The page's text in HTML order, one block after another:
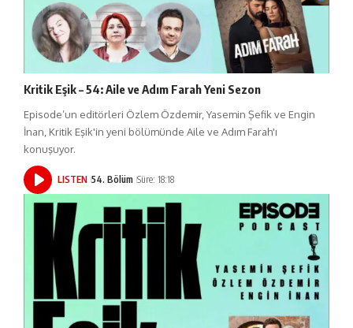
Kritik Eşik – 54: Aile ve Adım Farah Yeni Sezon
Episode’un editörleri Özlem Özdemir, Yasemin Şefik ve Engin
İnan, Kritik Eşik'in yeni bölümünde Aile ve Adım Farah'ı
konuşuyor.
LISTEN 54. Bölüm Süre: 18:18